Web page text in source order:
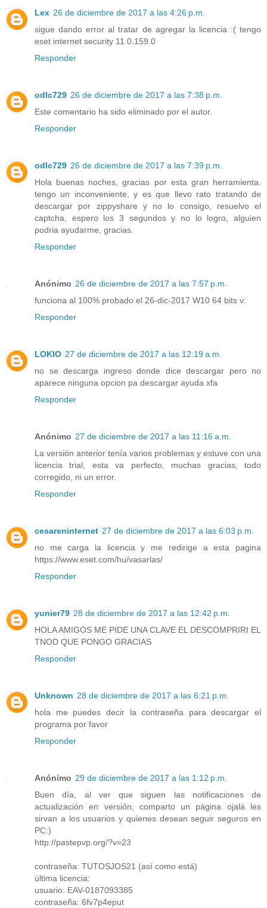
Lex 26 de diciembre de 2017 a las 4:26 p.m.
sigue dando error al tratar de agregar la licencia :( tengo
eset internet security 11.0.159.0
Responder
odlc729 26 de diciembre de 2017 a las 7:38 p.m.
Este comentario ha sido eliminado por el autor.
Responder
odlc729 26 de diciembre de 2017 a las 7:39 p.m.
Hola buenas noches, gracias por esta gran herramienta.
tengo un inconveniente, y es que llevo rato tratando de
descargar por zippyshare y no lo consigo, resuelvo el
captcha, espero los 3 segundos y no lo logro, alguien
podria ayudarme, gracias.
Responder
Anónimo 26 de diciembre de 2017 a las 7:57 p.m.
funciona al 100% probado el 26-dic-2017 W10 64 bits v:
Responder
LOKIO 27 de diciembre de 2017 a las 12:19 a.m.
no se descarga ingreso donde dice descargar pero no
aparece ninguna opcion pa descargar ayuda xfa
Responder
Anónimo 27 de diciembre de 2017 a las 11:16 a.m.
La versión anterior tenía varios problemas y estuve con una
licencia trial, esta va perfecto, muchas gracias, todo
corregido, ni un error.
Responder
cesareninternet 27 de diciembre de 2017 a las 6:03 p.m.
no me carga la licencia y me redirige a esta pagina
https://www.eset.com/hu/vasarlas/
Responder
yunier79 28 de diciembre de 2017 a las 12:42 p.m.
HOLA AMIGOS ME PIDE UNA CLAVE EL DESCOMPRIRI EL
TNOD QUE PONGO GRACIAS
Responder
Unknown 28 de diciembre de 2017 a las 6:21 p.m.
hola me puedes decir la contraseña para descargar el
programa por favor
Responder
Anónimo 29 de diciembre de 2017 a las 1:12 p.m.
Buen día, al ver que siguen las notificaciones de
actualización en versión, comparto un página ojalá les
sirvan a los usuarios y quienes desean seguir seguros en
PC:)
http://pastepvp.org/?v=23
contraseña: TUTOSJOS21 (así como está)
última licencia:
usuario: EAV-0187093385
contraseña: 6fv7p4eput